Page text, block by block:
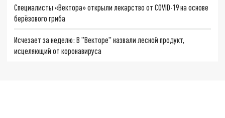
Специалисты «Вектора» открыли лекарство от COVID-19 на основе
берёзового гриба
Исчезает за неделю: В "Векторе" назвали лесной продукт,
исцеляющий от коронавируса